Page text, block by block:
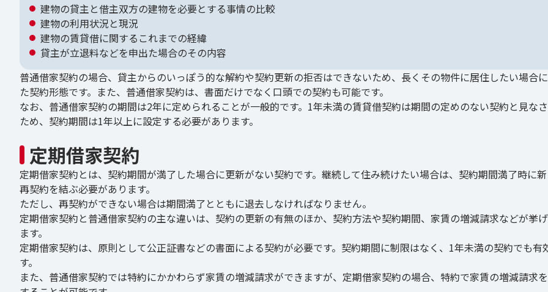
建物の貸主と借主双方の建物を必要とする事情の比較
建物の利用状況と現況
建物の賃貸借に関するこれまでの経緯
貸主が立退料などを申出た場合のその内容
普通借家契約の場合、貸主からのいっぽう的な解約や契約更新の拒否はできないため、長くその物件に居住したい場合
た契約形態です。また、普通借家契約は、書面だけでなく口頭での契約も可能です。
なお、普通借家契約の期間は2年に定められることが一般的です。1年未満の賃貸借契約は期間の定めのない契約と見な
ため、契約期間は1年以上に設定する必要があります。
定期借家契約
定期借家契約とは、契約期間が満了した場合に更新がない契約です。継続して住み続けたい場合は、契約期間満了時に
再契約を結ぶ必要があります。
ただし、再契約ができない場合は期間満了とともに退去しなければなりません。
定期借家契約と普通借家契約の主な違いは、契約の更新の有無のほか、契約方法や契約期間、家賃の増減請求などが挙
ます。
定期借家契約は、原則として公正証書などの書面による契約が必要です。契約期間に制限はなく、1年未満の契約でも有
す。
また、普通借家契約では特約にかかわらず家賃の増減請求ができますが、定期借家契約の場合、特約で家賃の増減請求